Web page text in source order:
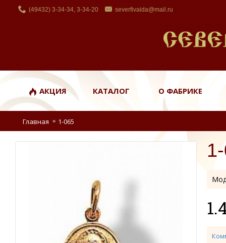
(49432) 3-34-34, 3-34-20 severfivaida@mail.ru
АКЦИЯ КАТАЛОГ О ФАБРИКЕ
Главная 1-065